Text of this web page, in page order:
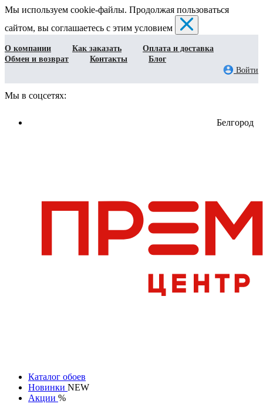
Мы используем cookie-файлы. Продолжая пользоваться
сайтом, вы соглашаетесь с этим условием
О компании Как заказать
Оплата и доставка
Обмен и возврат
Контакты
Блог
Войти
Мы в соцсетях:
Белгород
Каталог обоев
Новинки NEW
Акции %